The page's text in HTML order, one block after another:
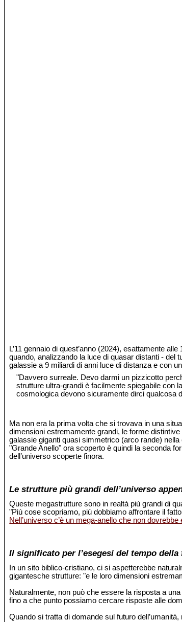
L’11 gennaio di quest’anno (2024), esattamente
quando, analizzando la luce di quasar distanti - del
galassie a 9 miliardi di anni luce di distanza e con
"Davvero surreale. Devo darmi un pizzicotto
strutture ultra-grandi è facilmente spiegabile con
cosmologica devono sicuramente dirci qualcosa
Ma non era la prima volta che si trovava in una
dimensioni estremamente grandi, le forme
galassie giganti quasi simmetrico (arco rande)
"Grande Anello" ora scoperto è quindi la seconda
dell’universo scoperte finora.
Le strutture più grandi dell’universo
Queste megastrutture sono in realtà più grandi di
"Più cose scopriamo, più dobbiamo affrontare il
Nell’universo c’è un mega-anello che non dovrebbe
Il significato per l’esegesi del tempo della
In un sito biblico-cristiano, ci si aspetterebbe
gigantesche strutture: "e le loro dimensioni
Naturalmente, non può che essere la risposta a
fino a che punto possiamo cercare risposte alle
Quando si tratta di domande sul futuro